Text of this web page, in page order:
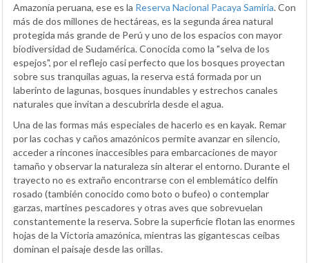
Amazonía peruana, ese es la Reserva Nacional Pacaya Samiria. Con
más de dos millones de hectáreas, es la segunda área natural
protegida más grande de Perú y uno de los espacios con mayor
biodiversidad de Sudamérica. Conocida como la "selva de los
espejos", por el reflejo casi perfecto que los bosques proyectan
sobre sus tranquilas aguas, la reserva está formada por un
laberinto de lagunas, bosques inundables y estrechos canales
naturales que invitan a descubrirla desde el agua.
Una de las formas más especiales de hacerlo es en kayak. Remar
por las cochas y caños amazónicos permite avanzar en silencio,
acceder a rincones inaccesibles para embarcaciones de mayor
tamaño y observar la naturaleza sin alterar el entorno. Durante el
trayecto no es extraño encontrarse con el emblemático delfín
rosado (también conocido como boto o bufeo) o contemplar
garzas, martines pescadores y otras aves que sobrevuelan
constantemente la reserva. Sobre la superficie flotan las enormes
hojas de la Victoria amazónica, mientras las gigantescas ceibas
dominan el paisaje desde las orillas.